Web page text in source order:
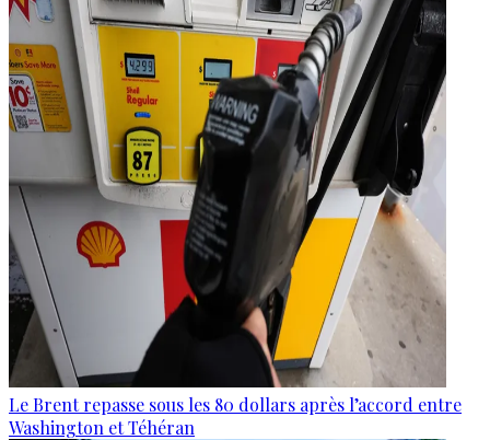
Le Brent repasse sous les 80 dollars après l’accord entre
Washington et Téhéran